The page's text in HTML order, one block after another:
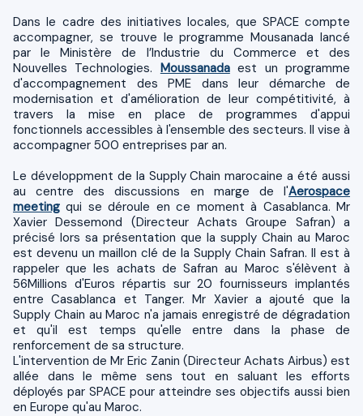
Dans le cadre des initiatives locales, que SPACE compte
accompagner, se trouve le programme Mousanada lancé
par le Ministère de l’Industrie du Commerce et des
Nouvelles Technologies. Moussanadaest un programme
d'accompagnement des PME dans leur démarche de
modernisation et d'amélioration de leur compétitivité, à
travers la mise en place de programmes d'appui
fonctionnels accessibles à l'ensemble des secteurs. Il vise à
accompagner 500 entreprises par an.
Le développment de la Supply Chain marocaine a été aussi
au centre des discussions en marge de l'Aerospace
meeting qui se déroule en ce moment à Casablanca. Mr
Xavier Dessemond (Directeur Achats Groupe Safran) a
précisé lors sa présentation que la supply Chain au Maroc
est devenu un maillon clé de la Supply Chain Safran. Il est à
rappeler que les achats de Safran au Maroc s'élèvent à
56Millions d'Euros répartis sur 20 fournisseurs implantés
entre Casablanca et Tanger. Mr Xavier a ajouté que la
Supply Chain au Maroc n'a jamais enregistré de dégradation
et qu'il est temps qu'elle entre dans la phase de
renforcement de sa structure.
L'intervention de Mr Eric Zanin (Directeur Achats Airbus) est
allée dans le même sens tout en saluant les efforts
déployés par SPACE pour atteindre ses objectifs aussi bien
en Europe qu'au Maroc.